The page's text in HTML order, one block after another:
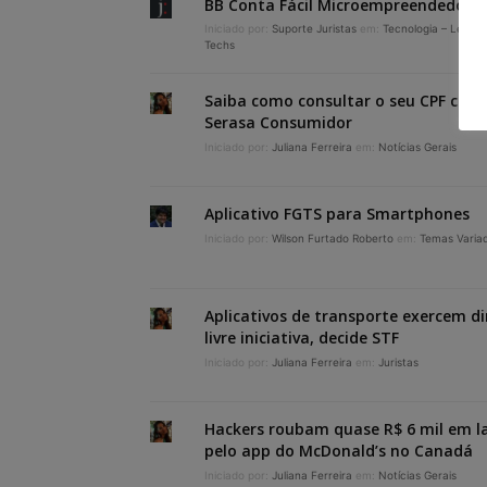
BB Conta Fácil Microempreendedor
Iniciado por: Suporte Juristas em: Tecnologia – Legal
Techs
Saiba como consultar o seu CPF com
Serasa Consumidor
Iniciado por: Juliana Ferreira em: Notícias Gerais
Aplicativo FGTS para Smartphones
Iniciado por: Wilson Furtado Roberto em: Temas
Aplicativos de transporte exercem
livre iniciativa, decide STF
Iniciado por: Juliana Ferreira em: Juristas
Hackers roubam quase R$ 6 mil em
pelo app do McDonald’s no Canadá
Iniciado por: Juliana Ferreira em: Notícias Gerais